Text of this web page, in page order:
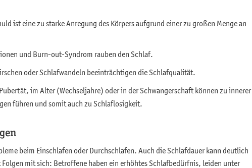
ist eine zu starke Anregung des Körpers aufgrund einer zu großen Menge an
und Burn-out-Syndrom rauben den Schlaf.
oder Schlafwandeln beeinträchtigen die Schlafqualität.
im Alter (Wechseljahre) oder in der Schwangerschaft können zu innerer
führen und somit auch zu Schlaflosigkeit.
beim Einschlafen oder Durchschlafen. Auch die Schlafdauer kann deutlich
mit sich: Betroffene haben ein erhöhtes Schlafbedürfnis, leiden unter